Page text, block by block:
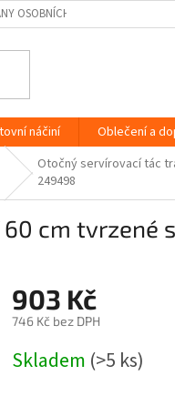
OSOBNÍCH ÚDAJŮ
náčiní Oblečení a
Otočný servírovací tác
249498
cm tvrzené
903 Kč
746 Kč bez DPH
cena:
Skladem (>5 ks)